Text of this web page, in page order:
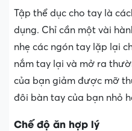
Tập thể dục cho tay là
dụng. Chỉ cần một vài
nhẹ các ngón tay lặp lại
nắm tay lại và mở ra
của bạn giảm được mỡ
đôi bàn tay của bạn nhỏ
Chế độ ăn hợp lý